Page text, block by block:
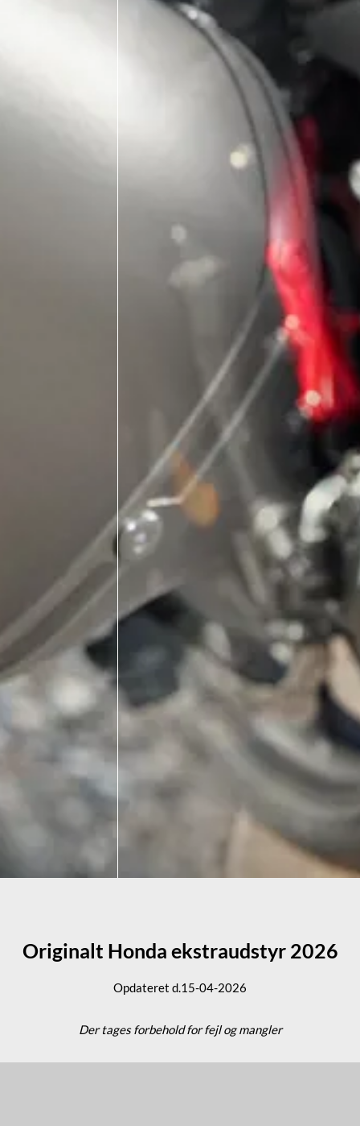
Originalt Honda ekstraudstyr 2026
Opdateret d.15-04-2026
Der tages forbehold for fejl og mangler